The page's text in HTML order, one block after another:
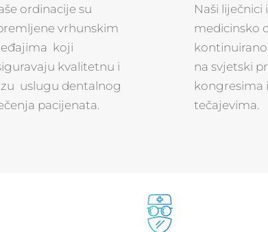
ordinacije su
vrhunskim
koji
kvalitetnu i
uslugu dentalnog
pacijenata.
Naši liječnici i
medicinsko
na svjetski
kongresima
tečajevima.